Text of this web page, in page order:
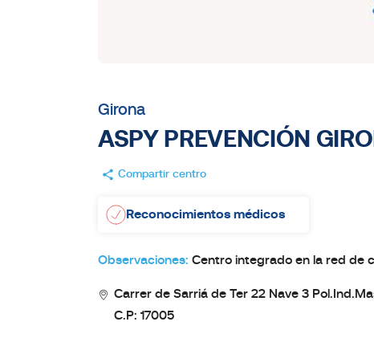
Girona
ASPY PREVENCIÓN
Compartir centro
Reconocimientos médicos
Observaciones: Centro integrado en la red de
Carrer de Sarriá de Ter 22 Nave 3
C.P: 17005